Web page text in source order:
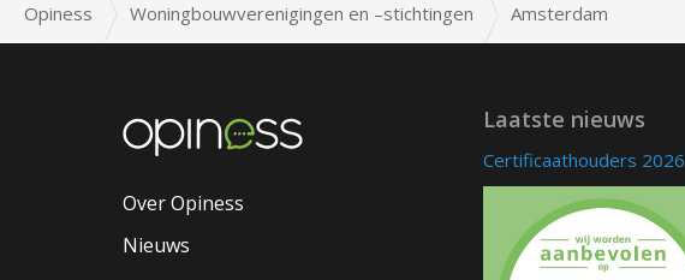
Opiness Woningbouwverenigingen en –stichtingen Amsterdam
Over Opiness
Nieuws
Laatste nieuws
Certificaathouders 2026